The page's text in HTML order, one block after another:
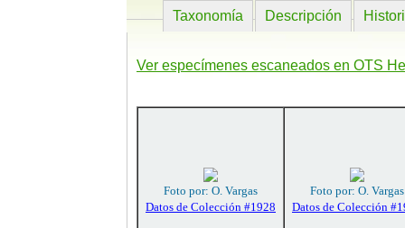
Taxonomía Descripción
Ver especímenes escaneados en OTS
Foto por: O. Vargas
Datos de Colección #1928
Foto por: O. Vargas
Datos de Colección